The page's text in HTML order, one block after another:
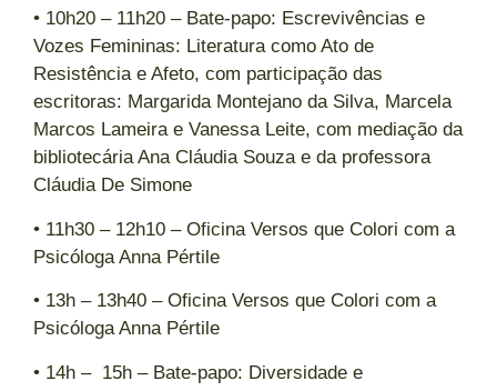
• 10h20 – 11h20 – Bate-papo: Escrevivências e
Vozes Femininas: Literatura como Ato de
Resistência e Afeto, com participação das
escritoras: Margarida Montejano da Silva, Marcela
Marcos Lameira e Vanessa Leite, com mediação da
bibliotecária Ana Cláudia Souza e da professora
Cláudia De Simone
• 11h30 – 12h10 – Oficina Versos que Colori com a
Psicóloga Anna Pértile
• 13h – 13h40 – Oficina Versos que Colori com a
Psicóloga Anna Pértile
• 14h – 15h – Bate-papo: Diversidade e